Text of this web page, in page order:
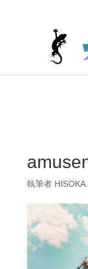
執筆者 HISOKA.